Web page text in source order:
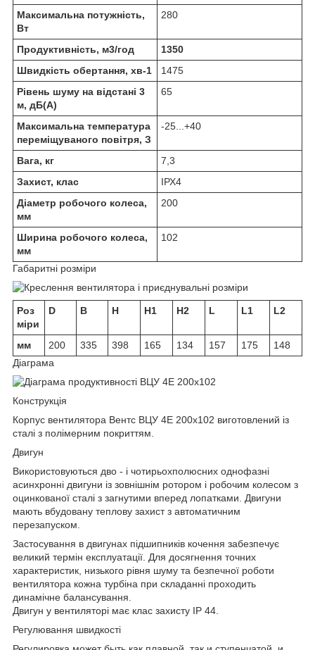
Максимальна потужність,
Вт
280
Продуктивність, м3/год
1350
Швидкість обертання, хв-1
1475
Рівень шуму на відстані 3
м, дБ(А)
65
Максимальна температура
переміщуваного повітря, З
-25...+40
Вага, кг
7,3
Захист, клас
ІРХ4
Діаметр робочого колеса,
мм
200
Ширина робочого колеса,
мм
102
Габаритні розміри
Роз
міри
D B H H1 H2 L L1 L2
мм 200 335 398 165 134 157 175
148
Діаграма
Конструкція
Корпус вентилятора Вентс ВЦУ 4Е 200х102 виготовлений із
сталі з полімерним покриттям.
Двигун
Використовуються дво - і чотирьохполюсних однофазні
асинхронні двигуни із зовнішнім ротором і робочим колесом з
оцинкованої сталі з загнутими вперед лопатками. Двигуни
мають вбудовану теплову захист з автоматичним
перезапуском.
Застосування в двигунах підшипників кочення забезпечує
великий термін експлуатації. Для досягнення точних
характеристик, низького рівня шуму та безпечної роботи
вентилятора кожна турбіна при складанні проходить
динамічне балансування.
Двигун у вентиляторі має клас захисту IP 44.
Регулювання швидкості